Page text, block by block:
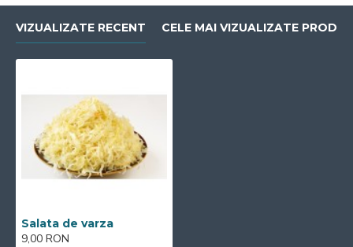
VIZUALIZATE RECENT CELE MAI VIZUALIZATE
Salata de varza
9,00 RON